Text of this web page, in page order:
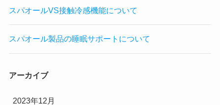
スパオールVS接触冷感機能について
スパオール製品の睡眠サポートについて
アーカイブ
2023年12月